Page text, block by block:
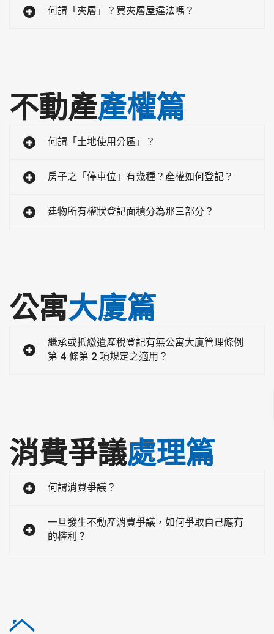
何謂「夾層」？買夾層屋違法嗎？
不動產產權篇
何謂「土地使用分區」？
房子之「停車位」有幾種？產權如何登記？
建物所有權狀登記面積分為那三部分？
公寓大廈篇
繼承或抵繳遺產稅登記有無公寓大廈管理條例
第 4 條第 2 項規定之適用？
消費爭議處理篇
何謂消費爭議？
一旦發生不動產消費爭議，如何爭取自己應有
的權利？